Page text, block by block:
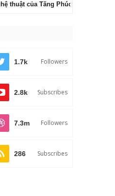
Phúc
1.7k Followers
2.8k Subscribes
7.3m Followers
286 Subscribes